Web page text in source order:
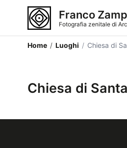
Franco
Fotografia zenitale di
Home / Luoghi / Chiesa di
Chiesa di